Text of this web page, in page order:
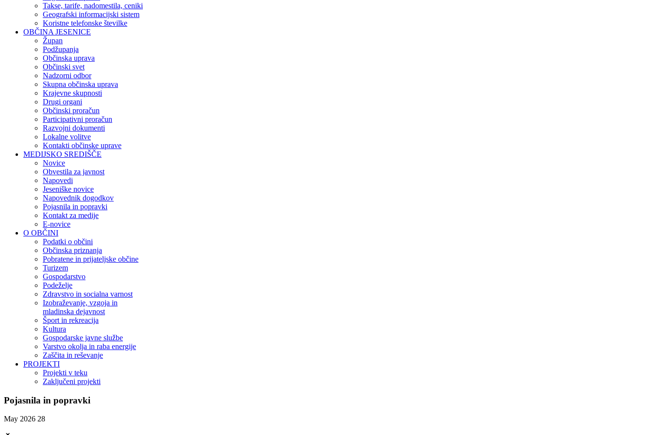
Takse, tarife, nadomestila, ceniki
Geografski informacijski sistem
Koristne telefonske številke
OBČINA JESENICE
Župan
Podžupanja
Občinska uprava
Občinski svet
Nadzorni odbor
Skupna občinska uprava
Krajevne skupnosti
Drugi organi
Občinski proračun
Participativni proračun
Razvojni dokumenti
Lokalne volitve
Kontakti občinske uprave
MEDIJSKO SREDIŠČE
Novice
Obvestila za javnost
Napovedi
Jeseniške novice
Napovednik dogodkov
Pojasnila in popravki
Kontakt za medije
E-novice
O OBČINI
Podatki o občini
Občinska priznanja
Pobratene in prijateljske občine
Turizem
Gospodarstvo
Podeželje
Zdravstvo in socialna varnost
Izobraževanje, vzgoja in
mladinska dejavnost
Šport in rekreacija
Kultura
Gospodarske javne službe
Varstvo okolja in raba energije
Zaščita in reševanje
PROJEKTI
Projekti v teku
Zaključeni projekti
Pojasnila in popravki
May 2026 28